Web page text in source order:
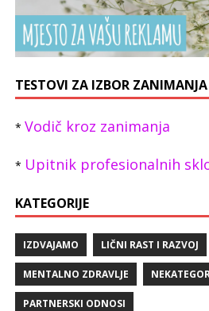
TESTOVI ZA IZBOR ZANIMANJA
* Vodič kroz zanimanja
* Upitnik profesionalnih
KATEGORIJE
IZDVAJAMO LIČNI RAST I RAZVOJ
MENTALNO ZDRAVLJE
PARTNERSKI ODNOSI